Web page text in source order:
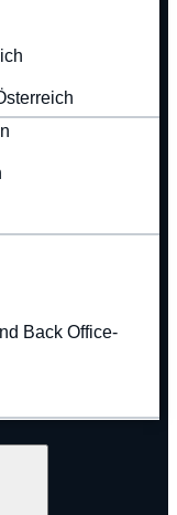
Back Office-